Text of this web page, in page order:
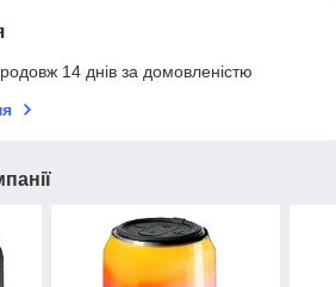
14 днів за домовленістю